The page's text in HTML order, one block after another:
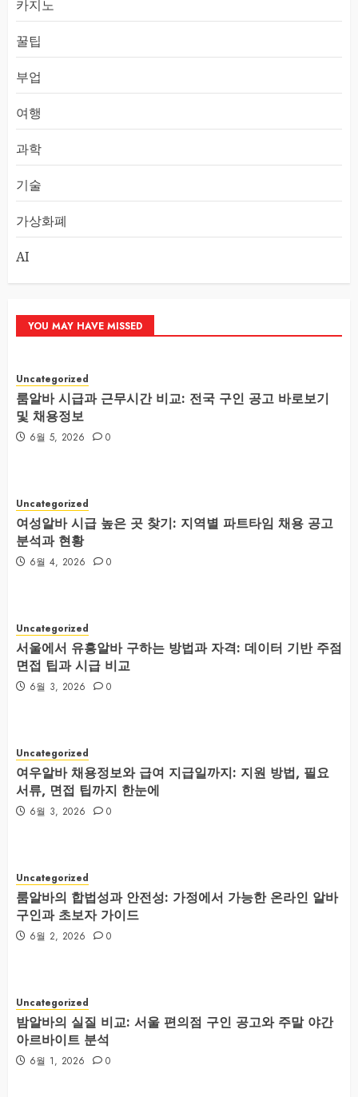
카지노
꿀팁
부업
여행
과학
기술
가상화폐
AI
YOU MAY HAVE MISSED
Uncategorized
룸알바 시급과 근무시간 비교: 전국 구인 공고 바로보기
및 채용정보
6월 5, 2026 0
Uncategorized
여성알바 시급 높은 곳 찾기: 지역별 파트타임 채용 공고
분석과 현황
6월 4, 2026 0
Uncategorized
서울에서 유흥알바 구하는 방법과 자격: 데이터 기반 주점
면접 팁과 시급 비교
6월 3, 2026 0
Uncategorized
여우알바 채용정보와 급여 지급일까지: 지원 방법, 필요
서류, 면접 팁까지 한눈에
6월 3, 2026 0
Uncategorized
룸알바의 합법성과 안전성: 가정에서 가능한 온라인 알바
구인과 초보자 가이드
6월 2, 2026 0
Uncategorized
밤알바의 실질 비교: 서울 편의점 구인 공고와 주말 야간
아르바이트 분석
6월 1, 2026 0